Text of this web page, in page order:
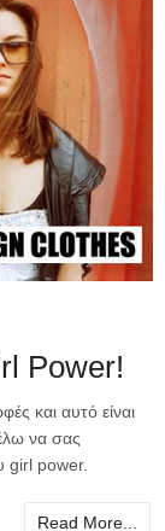
Power!
και αυτό είναι
να σας
girl power.
Read More...